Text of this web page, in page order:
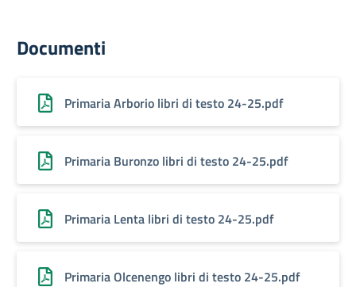
Documenti
Primaria Arborio libri di testo 24-25.pdf
Primaria Buronzo libri di testo 24-25.pdf
Primaria Lenta libri di testo 24-25.pdf
Primaria Olcenengo libri di testo 24-25.pdf